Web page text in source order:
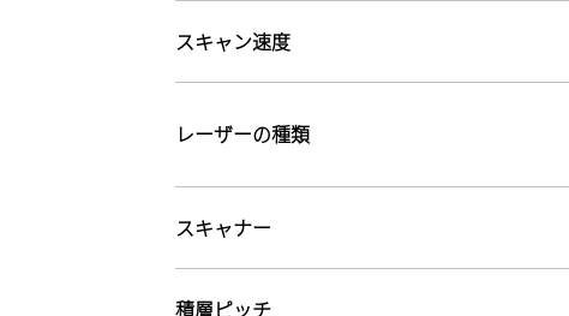
スキャン速度
レーザーの種類
スキャナー
積層ピッチ